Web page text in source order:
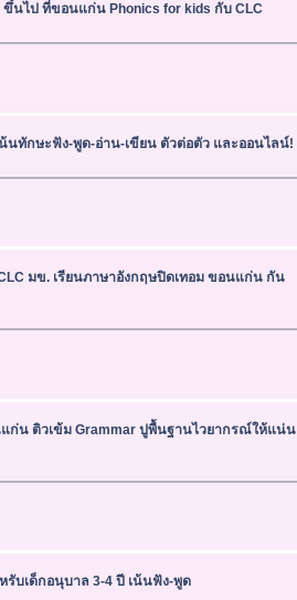
ขึ้นไป ที่ขอนแก่น Phonics for kids กับ CLC
นทักษะฟัง-พูด-อ่าน-เขียน ตัวต่อตัว และออนไลน์!
มข. เรียนภาษาอังกฤษปิดเทอม ขอนแก่น กัน
ก่น ติวเข้ม Grammar ปูพื้นฐานไวยากรณ์ให้แน่น
รับเด็กอนุบาล 3-4 ปี เน้นฟัง-พูด